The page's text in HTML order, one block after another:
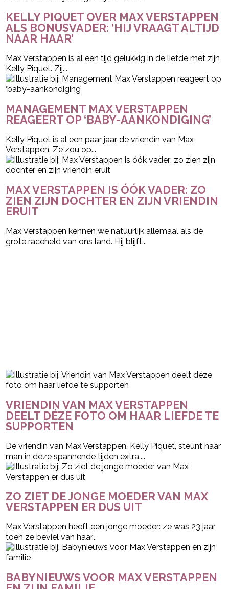
KELLY PIQUET OVER MAX VERSTAPPEN
ALS BONUSVADER: ‘HIJ VRAAGT ALTIJD
NAAR HAAR’
Max Verstappen is al een tijd gelukkig in de liefde met zijn
Kelly Piquet. Zij...
MANAGEMENT MAX VERSTAPPEN
REAGEERT OP ‘BABY-AANKONDIGING’
Kelly Piquet is al een paar jaar de vriendin van Max
Verstappen. Ze zou op...
MAX VERSTAPPEN IS ÓÓK VADER: ZO
ZIEN ZIJN DOCHTER EN ZIJN VRIENDIN
ERUIT
Max Verstappen kennen we natuurlijk allemaal als dé
grote raceheld van ons land. Hij blijft...
VRIENDIN VAN MAX VERSTAPPEN
DEELT DÉZE FOTO OM HAAR LIEFDE TE
SUPPORTEN
De vriendin van Max Verstappen, Kelly Piquet, steunt haar
man in deze spannende tijden extra....
ZO ZIET DE JONGE MOEDER VAN MAX
VERSTAPPEN ER DUS UIT
Max Verstappen heeft een jonge moeder: ze was 23 jaar
toen ze beviel van haar...
BABYNIEUWS VOOR MAX VERSTAPPEN